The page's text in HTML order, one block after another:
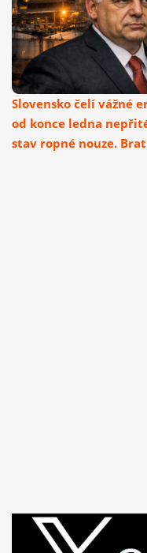
Slovensko čelí vážné
od konce ledna
stav ropné nouze.